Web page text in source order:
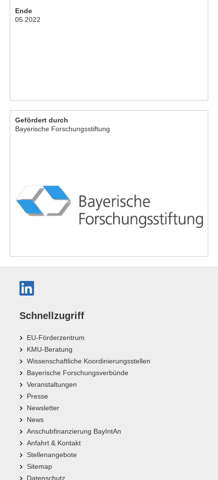
Ende
05.2022
Gefördert durch
Bayerische Forschungsstiftung
Schnellzugriff
EU-Förderzentrum
KMU-Beratung
Wissenschaftliche Koordinierungsstellen
Bayerische Forschungsverbünde
Veranstaltungen
Presse
Newsletter
News
Anschubfinanzierung BayIntAn
Anfahrt & Kontakt
Stellenangebote
Sitemap
Datenschutz